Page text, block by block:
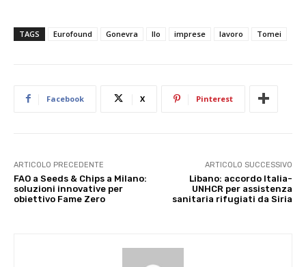
TAGS Eurofound Gonevra Ilo imprese lavoro Tomei
Facebook X Pinterest
ARTICOLO PRECEDENTE
FAO a Seeds & Chips a Milano:
soluzioni innovative per
obiettivo Fame Zero
ARTICOLO SUCCESSIVO
Libano: accordo Italia-
UNHCR per assistenza
sanitaria rifugiati da Siria